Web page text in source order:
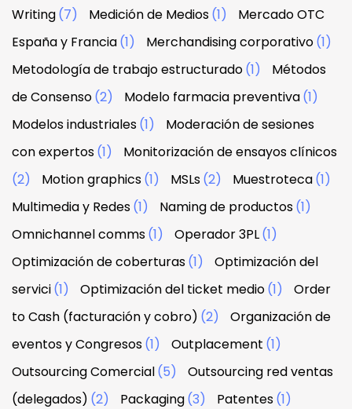
Writing(7) Medición de Medios(1)
Mercado OTC
España y Francia(1) Merchandising corporativo(1)
Metodología de trabajo estructurado(1)
Métodos
de Consenso(2) Modelo farmacia preventiva(1)
Modelos industriales(1)
Moderación de sesiones
con expertos(1)
Monitorización de ensayos clínicos
(2)
Motion graphics(1) MSLs(2) Muestroteca(1)
Multimedia y Redes(1) Naming de productos(1)
Omnichannel comms(1) Operador 3PL(1)
Optimización de coberturas(1)
Optimización del
servici(1) Optimización del ticket medio(1)
Order
to Cash (facturación y cobro) (2)
Organización de
eventos y Congresos(1) Outplacement (1)
Outsourcing Comercial(5)
Outsourcing red ventas
(delegados) (2) Packaging(3) Patentes(1)